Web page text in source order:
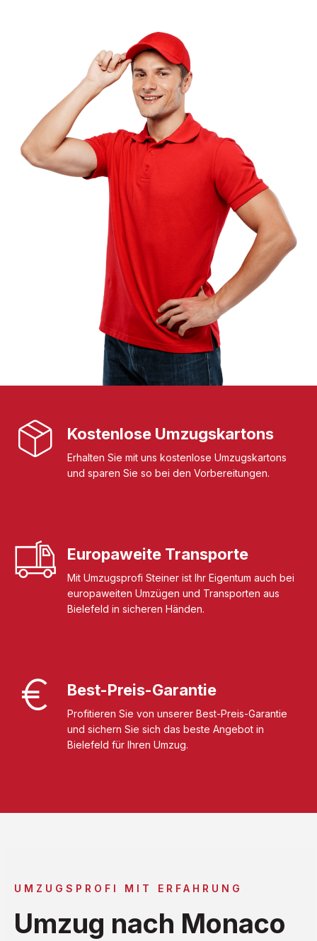
Kostenlose Umzugskartons
Erhalten Sie mit uns kostenlose Umzugskartons
und sparen Sie so bei den Vorbereitungen.
Europaweite Transporte
Mit Umzugsprofi Steiner ist Ihr Eigentum auch bei
europaweiten Umzügen und Transporten aus
Bielefeld in sicheren Händen.
Best-Preis-Garantie
Profitieren Sie von unserer Best-Preis-Garantie
und sichern Sie sich das beste Angebot in
Bielefeld für Ihren Umzug.
UMZUGSPROFI MIT ERFAHRUNG
Umzug nach Monaco